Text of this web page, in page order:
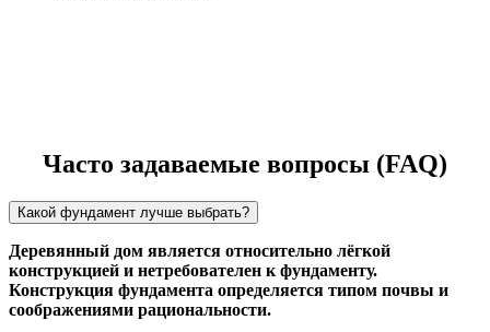
Часто задаваемые вопросы (FAQ)
Какой фундамент лучше выбрать?
Деревянный дом является относительно лёгкой
конструкцией и нетребователен к фундаменту.
Конструкция фундамента определяется типом почвы и
соображениями рациональности.